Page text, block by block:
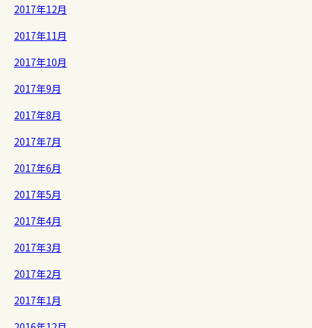
2017年12月
2017年11月
2017年10月
2017年9月
2017年8月
2017年7月
2017年6月
2017年5月
2017年4月
2017年3月
2017年2月
2017年1月